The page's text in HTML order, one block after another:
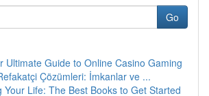
Go
Ultimate Guide to Online Casino Gaming
Çözümleri: İmkanlar ve ...
Your Life: The Best Books to Get Started